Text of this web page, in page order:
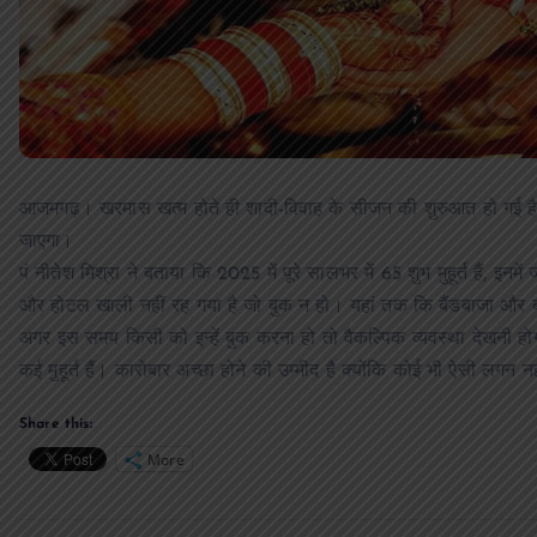
आजमगढ़। खरमास खत्म होते ही शादी-विवाह के सीजन की शुरुआत हो गई
जाएगा।
पं नीतेश मिश्रा ने बताया कि 2025 में पूरे सालभर में 65 शुभ मुहूर्त हैं,
और होटल खाली नहीं रह गया है जो बुक न हो। यहां तक कि बैंडबाजा और
अगर इस समय किसी को इन्हें बुक करना हो तो वैकल्पिक व्यवस्था देखनी
कई मुहूर्त हैं। कारोबार अच्छा होने की उम्मीद है क्योंकि कोई भी ऐसी लगन
Share this:
More